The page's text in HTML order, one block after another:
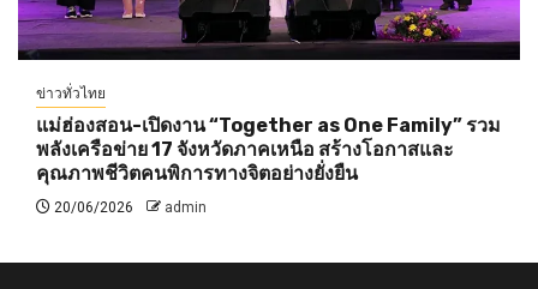
ข่าวทั่วไทย
แม่ฮ่องสอน-เปิดงาน “Together as One Family” รวม
พลังเครือข่าย 17 จังหวัดภาคเหนือ สร้างโอกาสและ
คุณภาพชีวิตคนพิการทางจิตอย่างยั่งยืน
20/06/2026 admin